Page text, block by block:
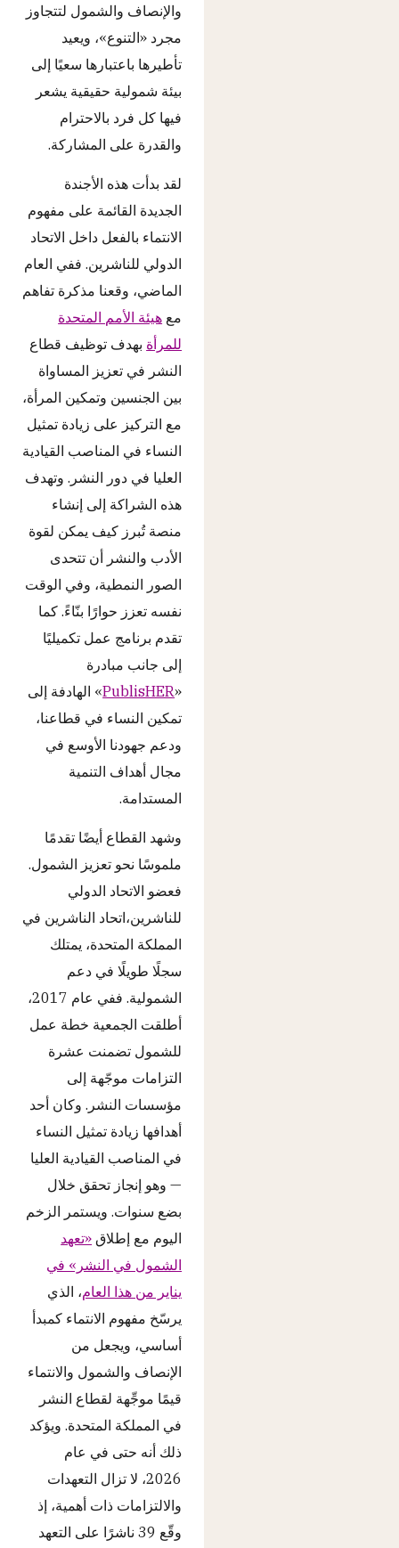
والإنصاف والشمول لتتجاوز
مجرد «التنوع»، ويعيد
تأطيرها باعتبارها سعيًا إلى
بيئة شمولية حقيقية يشعر
فيها كل فرد بالاحترام
والقدرة على المشاركة.
لقد بدأت هذه الأجندة
الجديدة القائمة على مفهوم
الانتماء بالفعل داخل الاتحاد
الدولي للناشرين. ففي العام
الماضي، وقعنا مذكرة تفاهم
مع هيئة الأمم المتحدة
للمرأة بهدف توظيف قطاع
النشر في تعزيز المساواة
بين الجنسين وتمكين المرأة،
مع التركيز على زيادة تمثيل
النساء في المناصب القيادية
العليا في دور النشر. وتهدف
هذه الشراكة إلى إنشاء
منصة تُبرز كيف يمكن لقوة
الأدب والنشر أن تتحدى
الصور النمطية، وفي الوقت
نفسه تعزز حوارًا بنّاءً. كما
تقدم برنامج عمل تكميليًا
إلى جانب مبادرة
«
PublisHER» الهادفة إلى
تمكين النساء في قطاعنا،
ودعم جهودنا الأوسع في
مجال أهداف التنمية
المستدامة.
وشهد القطاع أيضًا تقدمًا
ملموسًا نحو تعزيز الشمول.
فعضو الاتحاد الدولي
للناشرين،اتحاد الناشرين في
المملكة المتحدة، يمتلك
سجلًا طويلًا في دعم
الشمولية. ففي عام 2017،
أطلقت الجمعية خطة عمل
للشمول تضمنت عشرة
التزامات موجّهة إلى
مؤسسات النشر. وكان أحد
أهدافها زيادة تمثيل النساء
في المناصب القيادية العليا
— وهو إنجاز تحقق خلال
بضع سنوات. ويستمر الزخم
اليوم مع إطلاق «تعهد
الشمول في النشر» في
يناير من هذا العام، الذي
يرسّخ مفهوم الانتماء كمبدأ
أساسي، ويجعل من
الإنصاف والشمول والانتماء
قيمًا موجِّهة لقطاع النشر
في المملكة المتحدة. ويؤكد
ذلك أنه حتى في عام
2026، لا تزال التعهدات
والالتزامات ذات أهمية، إذ
وقّع 39 ناشرًا على التعهد